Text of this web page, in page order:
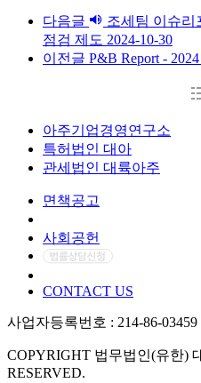
다음글
조세팀 이슈리
점검 제도 2024-10-30
이전글 P&B Report -
아주기업경영연구소
특허법인 대아
관세법인 대륙아주
면책공고
사회공헌
CONTACT US
사업자등록번호 : 214-86-
COPYRIGHT 법무법인(유한)
RESERVED.